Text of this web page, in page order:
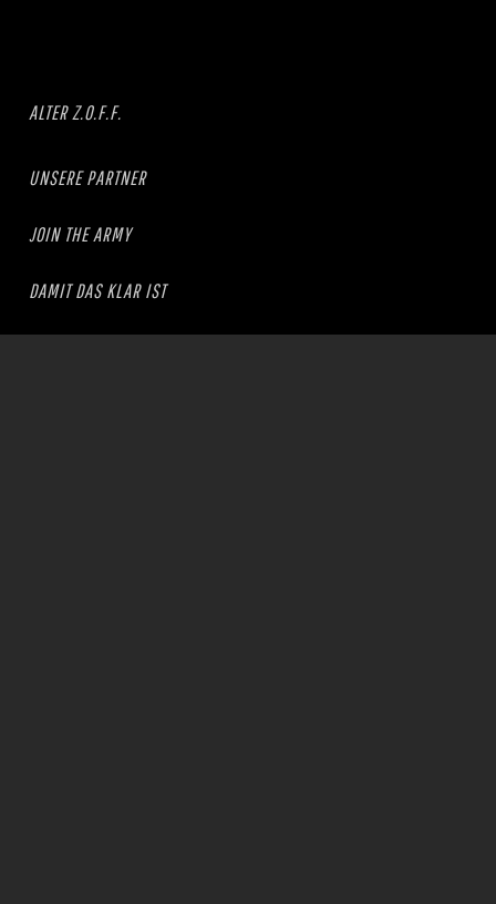
ALTER Z.O.F.F.
UNSERE PARTNER
JOIN THE ARMY
DAMIT DAS KLAR IST